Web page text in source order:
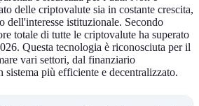
delle criptovalute sia in costante crescita,
dell'interesse istituzionale. Secondo
totale di tutte le criptovalute ha superato
Questa tecnologia è riconosciuta per il
vari settori, dal finanziario
sistema più efficiente e decentralizzato.